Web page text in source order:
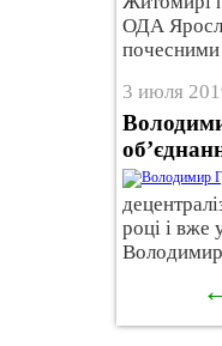
ОДА
3 июля
році і вже
Володимир